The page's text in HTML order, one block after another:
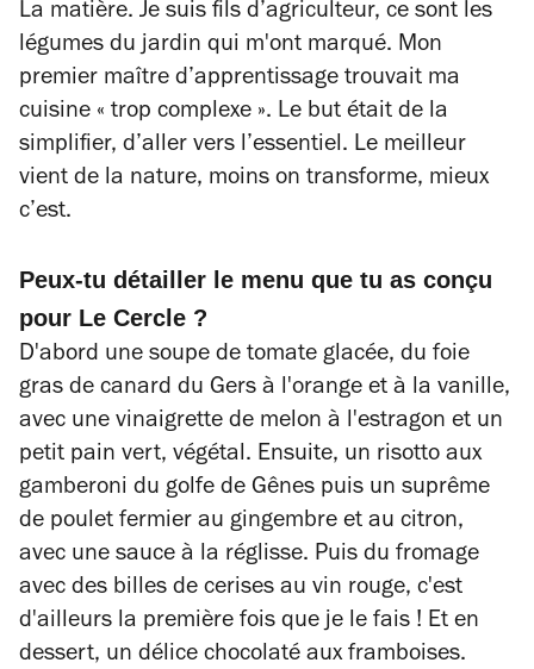
La matière. Je suis fils d’agriculteur, ce sont les
légumes du jardin qui m'ont marqué. Mon
premier maître d’apprentissage trouvait ma
cuisine « trop complexe ». Le but était de la
simplifier, d’aller vers l’essentiel. Le meilleur
vient de la nature, moins on transforme, mieux
c’est.
Peux-tu détailler le menu que tu as conçu
pour Le Cercle ?
D'abord une soupe de tomate glacée, du foie
gras de canard du Gers à l'orange et à la vanille,
avec une vinaigrette de melon à l'estragon et un
petit pain vert, végétal. Ensuite, un risotto aux
gamberoni du golfe de Gênes puis un suprême
de poulet fermier au gingembre et au citron,
avec une sauce à la réglisse. Puis du fromage
avec des billes de cerises au vin rouge, c'est
d'ailleurs la première fois que je le fais ! Et en
dessert, un délice chocolaté aux framboises.